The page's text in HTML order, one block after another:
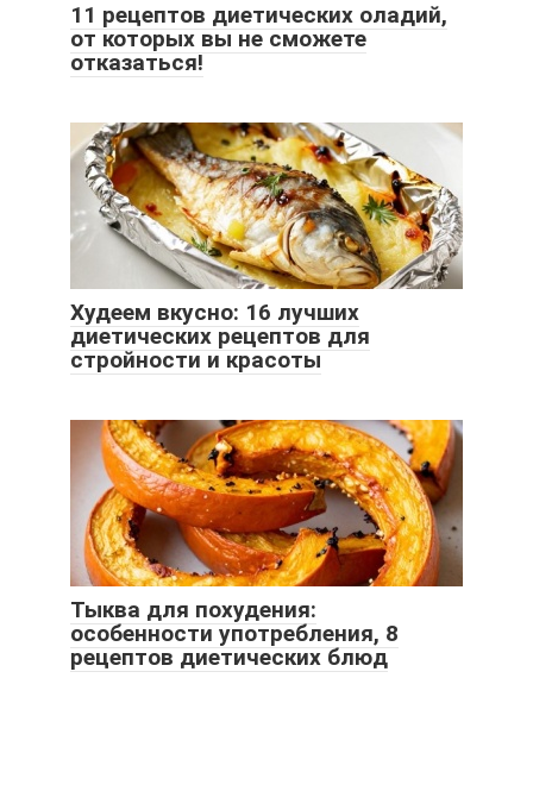
11 рецептов диетических оладий,
от которых вы не сможете
отказаться!
Худеем вкусно: 16 лучших
диетических рецептов для
стройности и красоты
Тыква для похудения:
особенности употребления, 8
рецептов диетических блюд